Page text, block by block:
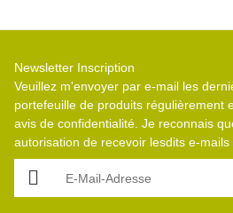
Newsletter Inscription
Veuillez m'envoyer par e-mail les
portefeuille de produits régulièrement
avis de confidentialité . Je reconnais
autorisation de recevoir lesdits e-
E-Mail-Adresse